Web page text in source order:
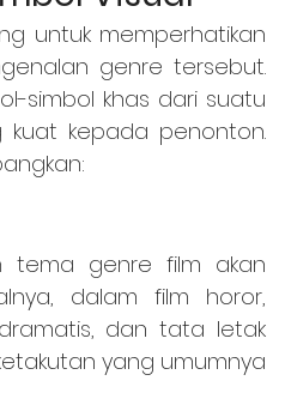
genre tersebut.
simbol khas dari suatu
kepada penonton.
dalam film horor,
dan tata letak
yang umumnya